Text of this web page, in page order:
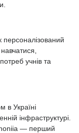
персоналізований
учнів та
в Україні
інфраструктурі.
— перший